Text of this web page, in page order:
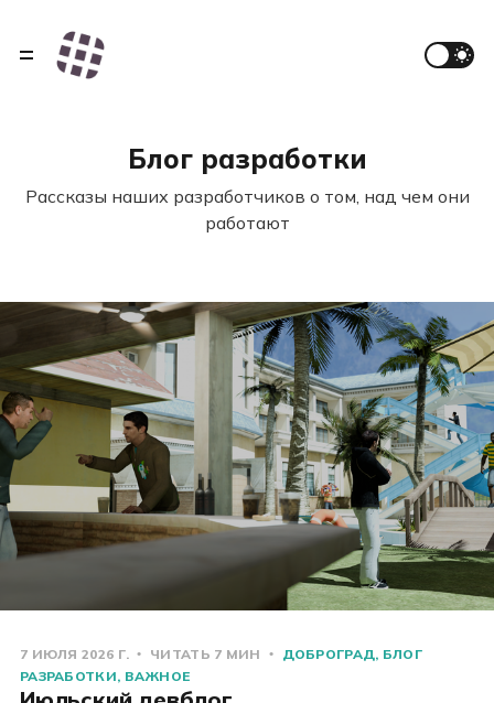
Блог разработки
Рассказы наших разработчиков о том, над чем они
работают
7 ИЮЛЯ 2026 Г. ЧИТАТЬ 7 МИН ДОБРОГРАД БЛОГ
РАЗРАБОТКИ ВАЖНОЕ